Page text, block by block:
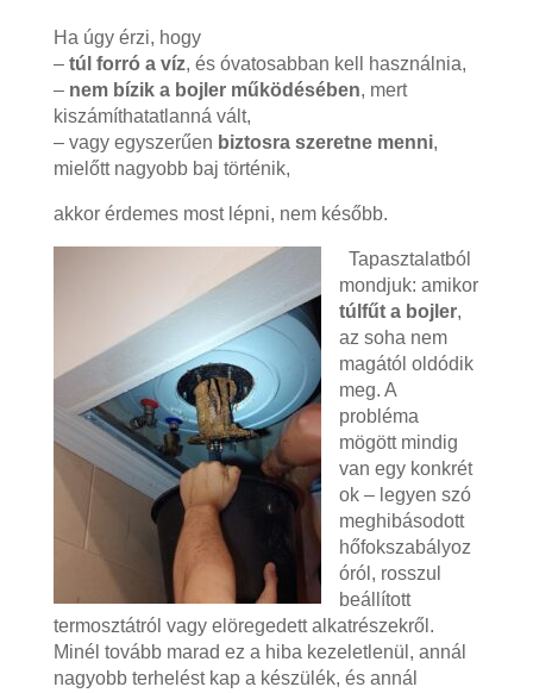
Ha úgy érzi, hogy
– túl forró a víz, és óvatosabban kell használnia,
– nem bízik a bojler működésében, mert
kiszámíthatatlanná vált,
– vagy egyszerűen biztosra szeretne menni,
mielőtt nagyobb baj történik,
akkor érdemes most lépni, nem később.
Tapasztalatból
mondjuk: amikor
túlfűt a bojler,
az soha nem
magától oldódik
meg. A
probléma
mögött mindig
van egy konkrét
ok – legyen szó
meghibásodott
hőfokszabályoz
óról, rosszul
beállított
termosztátról vagy elöregedett alkatrészekről.
Minél tovább marad ez a hiba kezeletlenül, annál
nagyobb terhelést kap a készülék, és annál